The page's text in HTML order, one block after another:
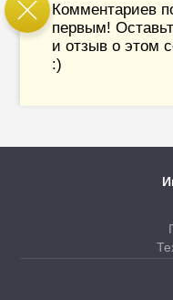
Комментариев
первым!
и отзыв о этом
:)